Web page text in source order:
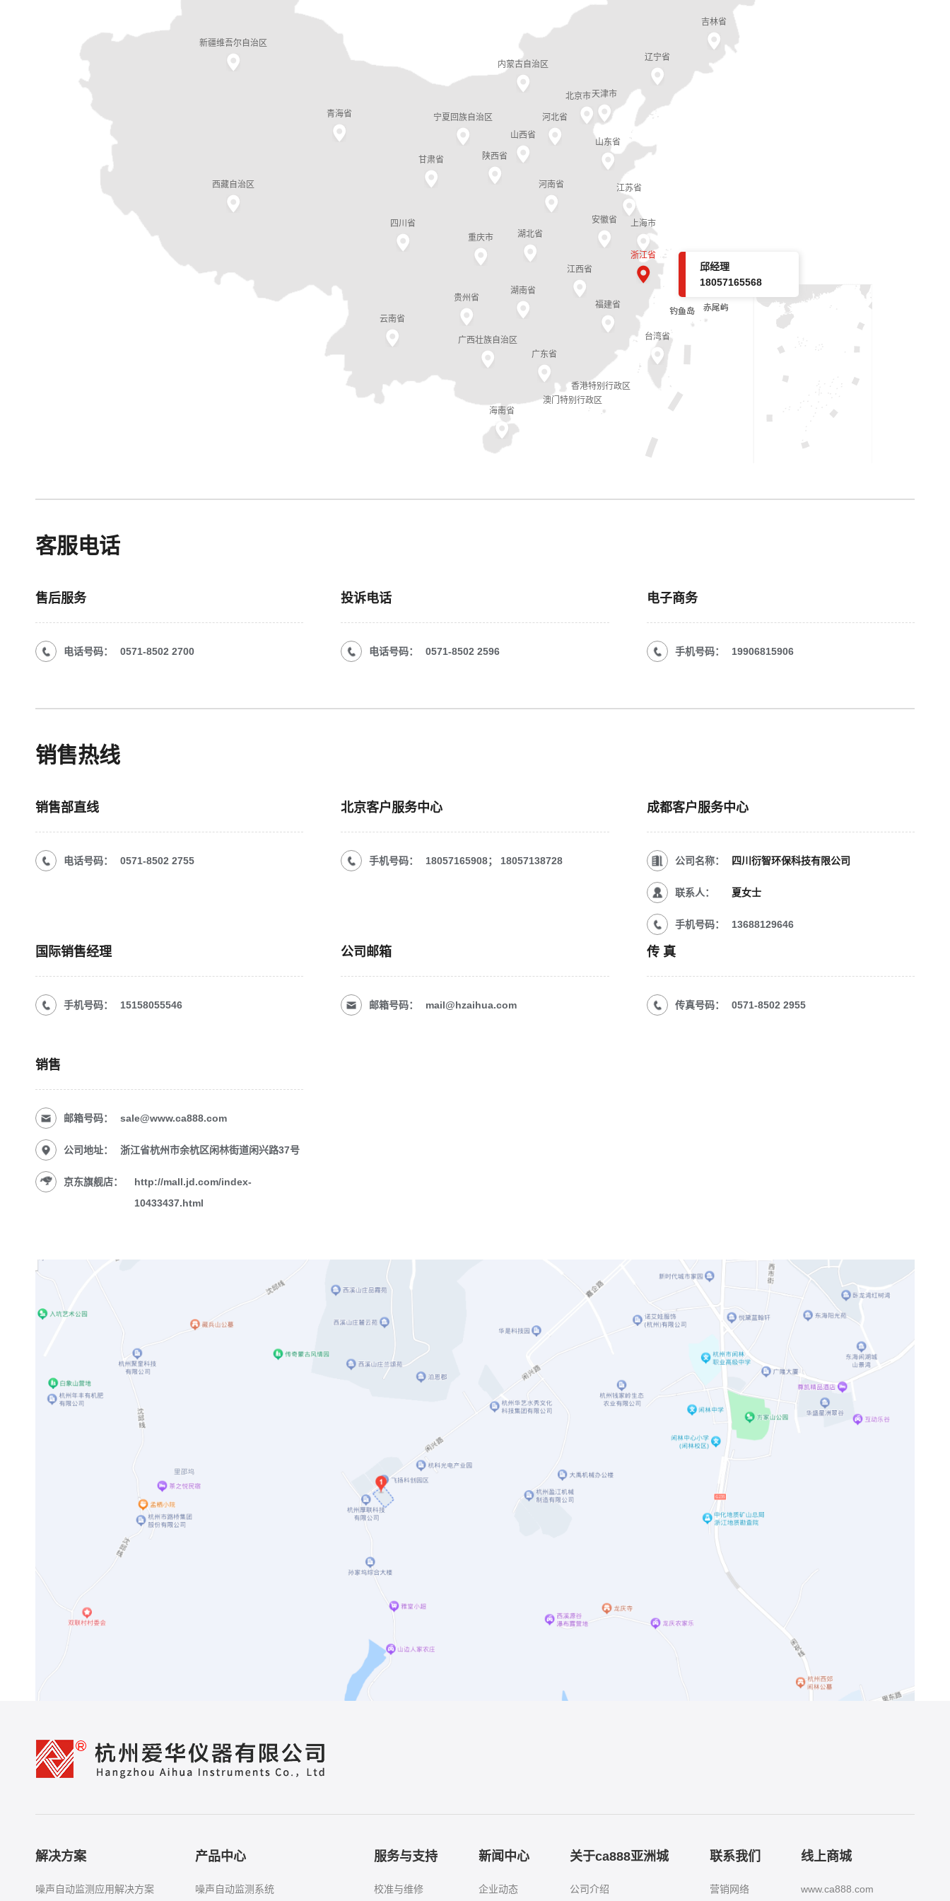
安徽省
北京市
重庆市
福建省
甘肃省
广东省
广西壮族自治区
贵州省
海南省
河北省
河南省
湖北省
湖南省
吉林省
江苏省
江西省
辽宁省
内蒙古自治区
宁夏回族自治区
青海省
山东省
山西省
陕西省
上海市
四川省
天津市
西藏自治区
新疆维吾尔自治区
云南省
浙江省
邱经理
18057165568
台湾省
香港特别行政区
澳门特别行政区
客服电话
售后服务
电话号码： 0571-8502 2700
投诉电话
电话号码： 0571-8502 2596
电子商务
手机号码： 19906815906
销售热线
销售部直线
电话号码： 0571-8502 2755
北京客户服务中心
手机号码： 18057165908； 18057138728
成都客户服务中心
公司名称： 四川衍智环保科技有限公司
联系人： 夏女士
手机号码： 13688129646
国际销售经理
手机号码： 15158055546
公司邮箱
邮箱号码： mail@hzaihua.com
传 真
传真号码： 0571-8502 2955
销售
邮箱号码： sale@www.ca888.com
公司地址： 浙江省杭州市余杭区闲林街道闲兴路37号
京东旗舰店：
http://mall.jd.com/index-
10433437.html
解决方案
噪声自动监测应用解决方案
产品中心
噪声自动监测系统
服务与支持
校准与维修
新闻中心
企业动态
关于ca888亚洲城
公司介绍
联系我们
营销网络
线上商城
www.ca888.com